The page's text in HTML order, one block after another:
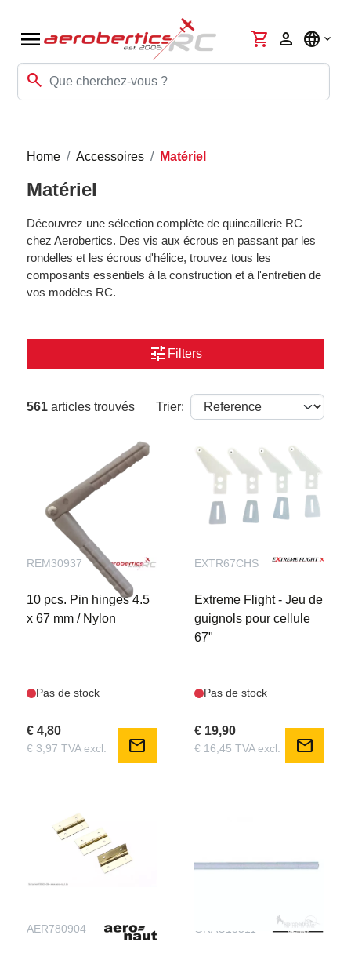
menu
search
shopping_cart person language
Home Accessoires Matériel
Matériel
Découvrez une sélection complète de quincaillerie RC
chez Aerobertics. Des vis aux écrous en passant par les
rondelles et les écrous d'hélice, trouvez tous les
composants essentiels à la construction et à l'entretien de
vos modèles RC.
tune Filters
561 articles trouvés Trier:
REM30937
10 pcs. Pin hinges 4.5
x 67 mm / Nylon
Pas de stock
€ 4,80
€ 3,97 TVA excl. mail
EXTR67CHS
Extreme Flight - Jeu de
guignols pour cellule
67"
Pas de stock
€ 19,90
€ 16,45 TVA excl. mail
AER780904 GRAU13511